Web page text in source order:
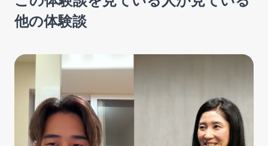
他の体験談